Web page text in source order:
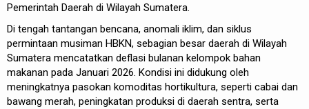
Pemerintah Daerah di Wilayah Sumatera.
Di tengah tantangan bencana, anomali iklim, dan siklus
permintaan musiman HBKN, sebagian besar daerah di Wilayah
Sumatera mencatatkan deflasi bulanan kelompok bahan
makanan pada Januari 2026. Kondisi ini didukung oleh
meningkatnya pasokan komoditas hortikultura, seperti cabai dan
bawang merah, peningkatan produksi di daerah sentra, serta